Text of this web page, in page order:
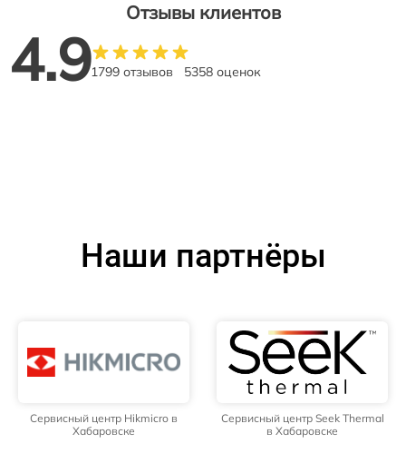
Отзывы клиентов
4.91799 отзывов 5358 оценок
Наши партнёры
Сервисный центр Hikmicro в
Хабаровске
Сервисный центр Seek Thermal
в Хабаровске